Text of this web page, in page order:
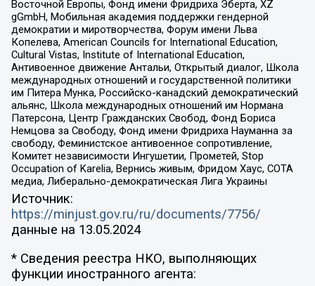
Восточной Европы, Фонд имени Фридриха Эберта, XZ
gGmbH, Мобильная академия поддержки гендерной
демократии и миротворчества, Форум имени Льва
Копелева, American Councils for International Education,
Cultural Vistas, Institute of International Education,
Антивоенное движение Антальи, Открытый диалог, Школа
международных отношений и государственной политики
им Питера Мунка, Российско-канадский демократический
альянс, Школа международных отношений им Нормана
Патерсона, Центр Гражданских Свобод, Фонд Бориса
Немцова за Свободу, Фонд имени Фридриха Науманна за
свободу, Феминистское антивоенное сопротивление,
Комитет независимости Ингушетии, Прометей, Stop
Occupation of Karelia, Вернись живым, Фридом Хаус, СОТА
медиа, Либерально-демократическая Лига Украины
Источник:
https://minjust.gov.ru/ru/documents/7756/
данные на 13.05.2024
* Сведения реестра НКО, выполняющих
функции иностранного агента: